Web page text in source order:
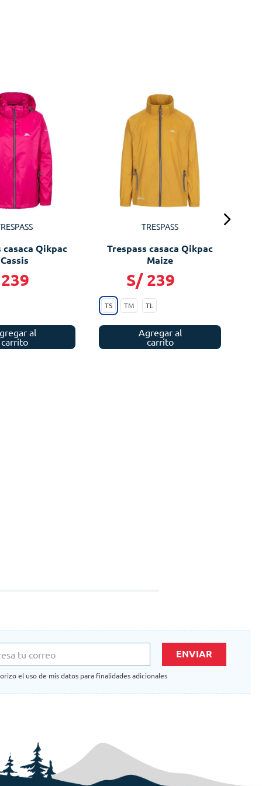
casaca Qikpac
Cassis
239
al
carrito
TRESPASS
Trespass casaca Qikpac
Maize
S/ 239
TS TM TL
Agregar al
carrito
ENVIAR
el uso de mis datos para finalidades adicionales